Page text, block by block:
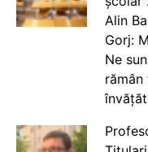
Alin
Gorj:
Ne